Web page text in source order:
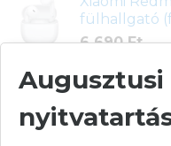
fülhallgató
6 690Ft
Épített
5, 32GB
11)
Augusztusi